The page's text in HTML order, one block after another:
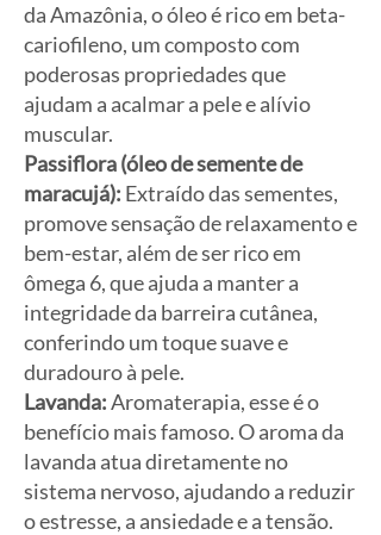
da Amazônia, o óleo é rico em beta-
cariofileno, um composto com
poderosas propriedades que
ajudam a acalmar a pele e alívio
muscular.
Passiflora (óleo de semente de
maracujá): Extraído das sementes,
promove sensação de relaxamento e
bem-estar, além de ser rico em
ômega 6, que ajuda a manter a
integridade da barreira cutânea,
conferindo um toque suave e
duradouro à pele.
Lavanda:Aromaterapia, esse é o
benefício mais famoso. O aroma da
lavanda atua diretamente no
sistema nervoso, ajudando a reduzir
o estresse, a ansiedade e a tensão.